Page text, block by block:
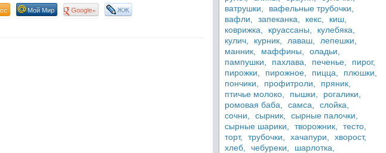
Мой Мир Google+ ЖЖ
ватрушки,
вафельные трубочки,
вафли,
запеканка, кекс,
киш,
коврижка,
круассаны,
кулебяка,
кулич,
курник, лаваш,
лепешки,
манник,
маффины,
оладьи,
пампушки,
пахлава, печенье,
пирог,
пирожки,
пирожное, пицца,
плюшки,
пончики,
профитроли,
пряник,
птичье молоко,
пышки,
рогалики,
ромовая баба,
самса,
слойка,
сочни,
сырник,
сырные палочки,
сырные шарики,
творожник,
тесто,
торт,
трубочки, хачапури,
хворост,
хлеб,
чебуреки,
шарлотка,